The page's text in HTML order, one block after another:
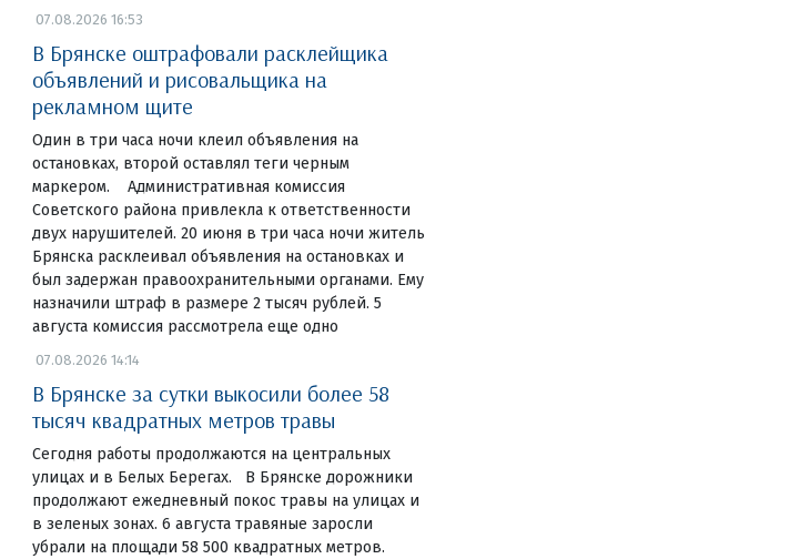
07.08.2026 16:53
В Брянске оштрафовали расклейщика
объявлений и рисовальщика на
рекламном щите
Один в три часа ночи клеил объявления на
остановках, второй оставлял теги черным
маркером. Административная комиссия
Советского района привлекла к ответственности
двух нарушителей. 20 июня в три часа ночи житель
Брянска расклеивал объявления на остановках и
был задержан правоохранительными органами. Ему
назначили штраф в размере 2 тысяч рублей. 5
августа комиссия рассмотрела еще одно
07.08.2026 14:14
В Брянске за сутки выкосили более 58
тысяч квадратных метров травы
Сегодня работы продолжаются на центральных
улицах и в Белых Берегах. В Брянске дорожники
продолжают ежедневный покос травы на улицах и
в зеленых зонах. 6 августа травяные заросли
убрали на площади 58 500 квадратных метров.